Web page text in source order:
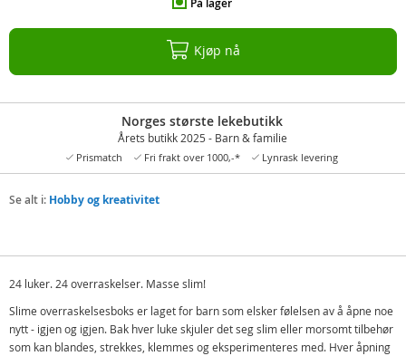
Kjøp nå
Norges største lekebutikk
Årets butikk 2025 - Barn & familie
Prismatch Fri frakt over 1000,-* Lynrask levering
Se alt i: Hobby og kreativitet
24 luker. 24 overraskelser. Masse slim!
Slime overraskelsesboks er laget for barn som elsker følelsen av å åpne noe
nytt - igjen og igjen. Bak hver luke skjuler det seg slim eller morsomt tilbehør
som kan blandes, strekkes, klemmes og eksperimenteres med. Hver åpning